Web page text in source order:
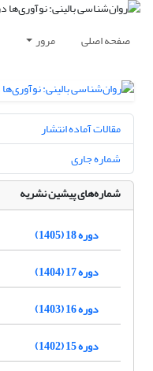
صفحه اصلی مرور
مقالات آماده انتشار
شماره جاری
شماره‌های پیشین نشریه
دوره 18 (1405)
دوره 17 (1404)
دوره 16 (1403)
دوره 15 (1402)